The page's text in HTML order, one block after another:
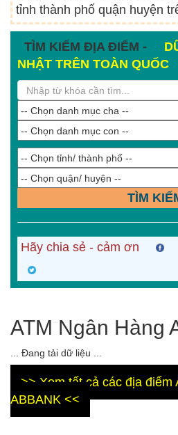
tỉnh thành phố quận huyện
TÌM KIẾM ĐỊA ĐIỂM -
NHẬT TRÊN TOÀN QUỐC
TÌM
Hãy chia sẻ - cảm ơn
ATM Ngân Hàng
... Đang tải dữ liệu ...
>> Xem tất cả các địa điểm
ABBANK <<